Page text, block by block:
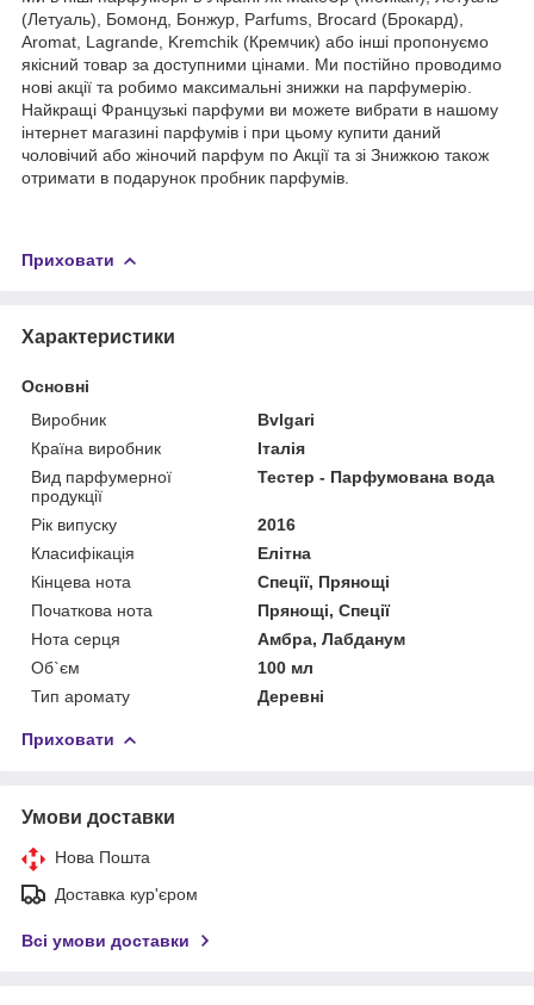
(Летуаль), Бомонд, Бонжур, Parfums, Brocard (Брокард),
Aromat, Lagrande, Kremchik (Кремчик) або інші пропонуємо
якісний товар за доступними цінами. Ми постійно проводимо
нові акції та робимо максимальні знижки на парфумерію.
Найкращі Французькі парфуми ви можете вибрати в нашому
інтернет магазині парфумів і при цьому купити даний
чоловічий або жіночий парфум по Акції та зі Знижкою також
отримати в подарунок пробник парфумів.
Приховати
Характеристики
Основні
Виробник
Bvlgari
Країна виробник
Італія
Вид парфумерної
продукції
Тестер - Парфумована вода
Рік випуску
2016
Класифікація
Елітна
Кінцева нота
Спеції, Прянощі
Початкова нота
Прянощі, Спеції
Нота серця
Амбра, Лабданум
Об`єм
100 мл
Тип аромату
Деревні
Приховати
Умови доставки
Нова Пошта
Доставка кур'єром
Всі умови доставки